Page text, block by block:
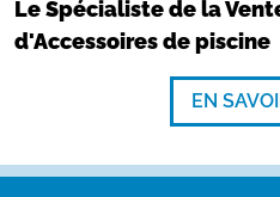
Le Spécialiste de la
d'Accessoires de piscine
EN